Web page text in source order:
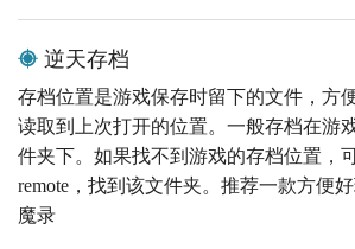
逆天存档
存档位置是游戏保存时留下的文件，方
读取到上次打开的位置。一般存档在游
件夹下。如果找不到游戏的存档位置，
remote，找到该文件夹。推荐一款方便
魔录